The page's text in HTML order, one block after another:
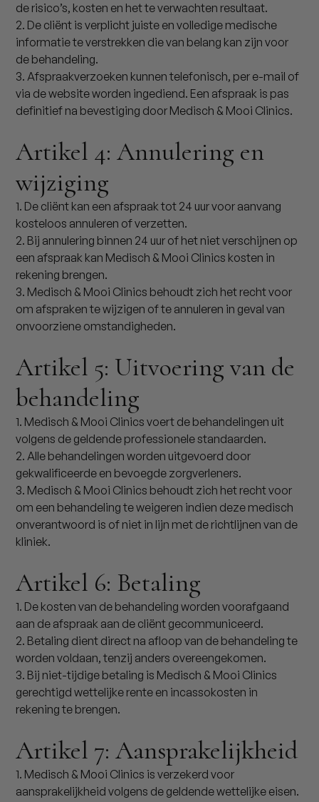
de risico’s, kosten en het te verwachten resultaat.
2. De cliënt is verplicht juiste en volledige medische
informatie te verstrekken die van belang kan zijn voor
de behandeling.
3. Afspraakverzoeken kunnen telefonisch, per e-mail of
via de website worden ingediend. Een afspraak is pas
definitief na bevestiging door Medisch & Mooi Clinics.
Artikel 4: Annulering en
wijziging
1. De cliënt kan een afspraak tot 24 uur voor aanvang
kosteloos annuleren of verzetten.
2. Bij annulering binnen 24 uur of het niet verschijnen op
een afspraak kan Medisch & Mooi Clinics kosten in
rekening brengen.
3. Medisch & Mooi Clinics behoudt zich het recht voor
om afspraken te wijzigen of te annuleren in geval van
onvoorziene omstandigheden.
Artikel 5: Uitvoering van de
behandeling
1. Medisch & Mooi Clinics voert de behandelingen uit
volgens de geldende professionele standaarden.
2. Alle behandelingen worden uitgevoerd door
gekwalificeerde en bevoegde zorgverleners.
3. Medisch & Mooi Clinics behoudt zich het recht voor
om een behandeling te weigeren indien deze medisch
onverantwoord is of niet in lijn met de richtlijnen van de
kliniek.
Artikel 6: Betaling
1. De kosten van de behandeling worden voorafgaand
aan de afspraak aan de cliënt gecommuniceerd.
2. Betaling dient direct na afloop van de behandeling te
worden voldaan, tenzij anders overeengekomen.
3. Bij niet-tijdige betaling is Medisch & Mooi Clinics
gerechtigd wettelijke rente en incassokosten in
rekening te brengen.
Artikel 7: Aansprakelijkheid
1. Medisch & Mooi Clinics is verzekerd voor
aansprakelijkheid volgens de geldende wettelijke eisen.